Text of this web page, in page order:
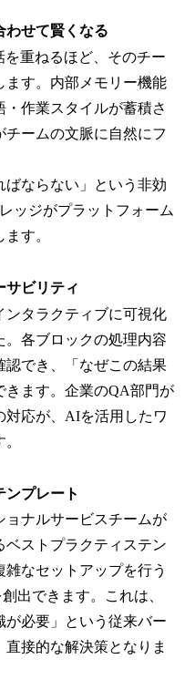
わせて賢くなる
を重ねるほど、そのチー
ます。内部メモリー機能
作業スタイルが蓄積さ
ームの文脈に自然にフ
ばならない」という非効
ッジがプラットフォーム
す。
サビリティ
ンタラクティブに可視化
各ブロックの処理内容
認でき、「なぜこの結果
きます。企業のQA部門が
対応が、AIを活用したワ
ンプレート
ョナルサービスチームが
ストプラクティステン
なセットアップを行う
出できます。これは、
が必要」という従来バー
接的な解決策となりま